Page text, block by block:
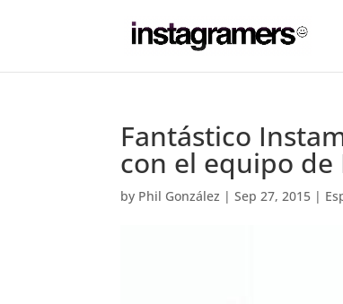
Fantástico
con el equipo
by Phil González |Sep 27, 2015 |